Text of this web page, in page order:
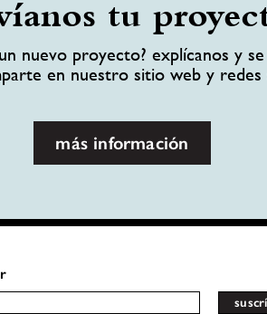
tu
nuevo proyecto? explícanos y
en nuestro sitio web y redes
más información